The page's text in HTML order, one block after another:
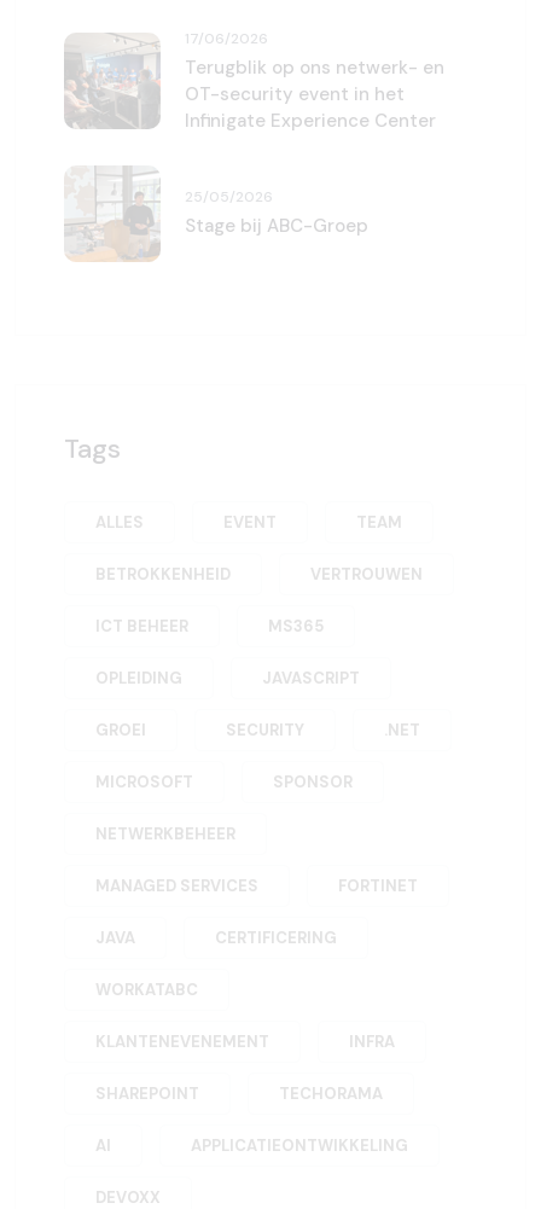
17/06/2026
Terugblik op ons netwerk- en
OT-security event in het
Infinigate Experience Center
25/05/2026
Stage bij ABC-Groep
Tags
ALLES EVENT TEAM
BETROKKENHEID VERTROUWEN
ICT BEHEER MS365
OPLEIDING JAVASCRIPT
GROEI SECURITY .NET
MICROSOFT SPONSOR
NETWERKBEHEER
MANAGED SERVICES FORTINET
JAVA CERTIFICERING
WORKATABC
KLANTENEVENEMENT INFRA
SHAREPOINT TECHORAMA
AI APPLICATIEONTWIKKELING
DEVOXX